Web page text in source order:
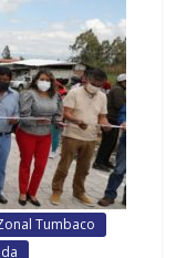
Tumbaco